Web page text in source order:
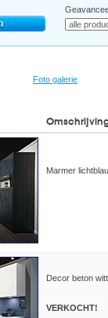
Foto galerie
Marmer
Decor beton
VERKOCHT!